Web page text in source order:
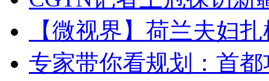
【微视界】荷兰夫妇
专家带你看规划：首